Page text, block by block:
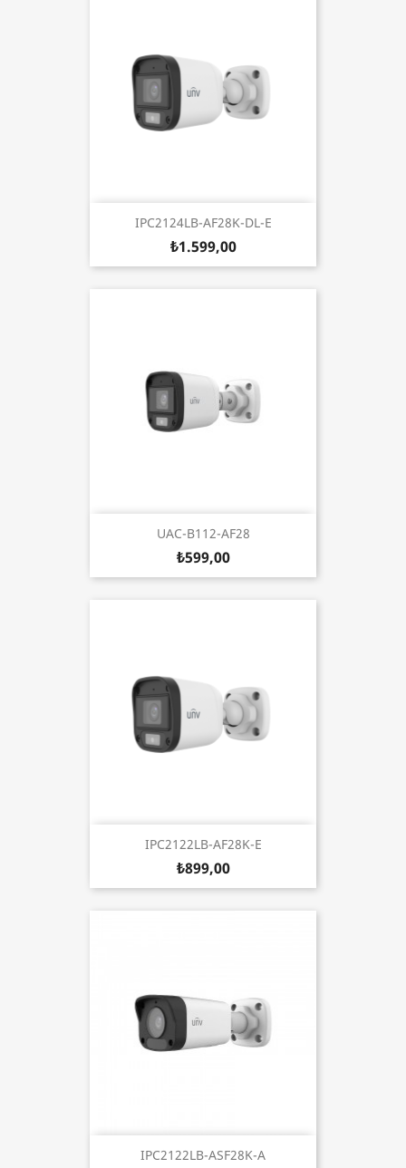
IPC2124LB-AF28K-DL-E
₺1.599,00
UAC-B112-AF28
₺599,00
IPC2122LB-AF28K-E
₺899,00
IPC2122LB-ASF28K-A